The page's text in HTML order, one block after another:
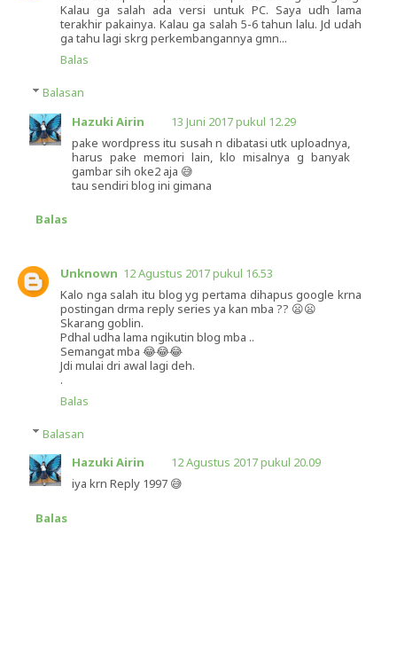
Kalau ga salah ada versi untuk PC. Saya udh lama
terakhir pakainya. Kalau ga salah 5-6 tahun lalu. Jd udah
ga tahu lagi skrg perkembangannya gmn...
Balas
Balasan
Hazuki Airin
13 Juni 2017 pukul 12.29
pake wordpress itu susah n dibatasi utk uploadnya,
harus pake memori lain, klo misalnya g banyak
gambar sih oke2 aja 😅
tau sendiri blog ini gimana
Balas
Unknown 12 Agustus 2017 pukul 16.53
Kalo nga salah itu blog yg pertama dihapus google krna
postingan drma reply series ya kan mba ?? 😦😦
Skarang goblin.
Pdhal udha lama ngikutin blog mba ..
Semangat mba 😂😂😂
Jdi mulai dri awal lagi deh.
.
Balas
Balasan
Hazuki Airin
12 Agustus 2017 pukul 20.09
iya krn Reply 1997 😅
Balas